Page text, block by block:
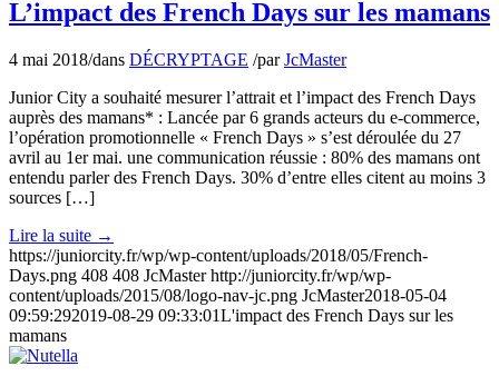
L’impact des French Days sur les mamans
4 mai 2018/dans DÉCRYPTAGE /parJcMaster
Junior City a souhaité mesurer l’attrait et l’impact des French Days
auprès des mamans* : Lancée par 6 grands acteurs du e-commerce,
l’opération promotionnelle « French Days » s’est déroulée du 27
avril au 1er mai. une communication réussie : 80% des mamans ont
entendu parler des French Days. 30% d’entre elles citent au moins 3
sources […]
Lire la suite →
https://juniorcity.fr/wp/wp-content/uploads/2018/05/French-
Days.png 408 408 JcMaster http://juniorcity.fr/wp/wp-
content/uploads/2015/08/logo-nav-jc.png JcMaster2018-05-04
09:59:292019-08-29 09:33:01L'impact des French Days sur les
mamans